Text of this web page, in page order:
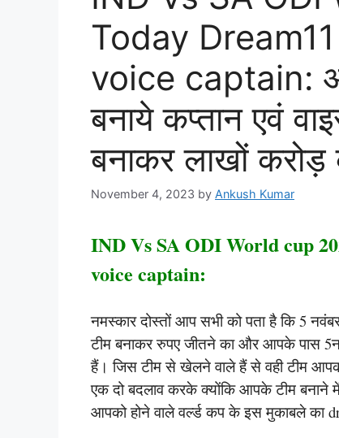
Today
voice captain:
बनाये कप्तान एवं
बनाकर लाखों करोड़
November 4, 2023 by Ankush Kumar
IND Vs SA ODI World cup
voice captain:
नमस्कार दोस्तों आप सभी को पता है कि 5
टीम बनाकर रुपए जीतने का और आपके पास
हैं। जिस टीम से खेलने वाले हैं से वही टीम
एक दो बदलाव करके क्योंकि आपके टीम बनाने
आपको होने वाले वर्ल्ड कप के इस मुकाबले का